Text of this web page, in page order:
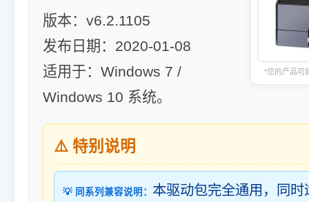
*您的产品可
版本：v6.2.1105
发布日期：2020-01-08
适用于：Windows 7 /
Windows 10 系统。
⚠️ 特别说明
💡 同系列兼容说明： 本驱动包完全通用，同